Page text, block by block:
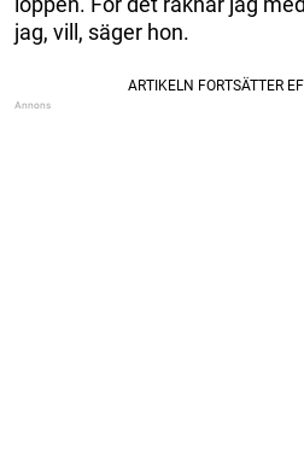
jag, vill, säger hon.